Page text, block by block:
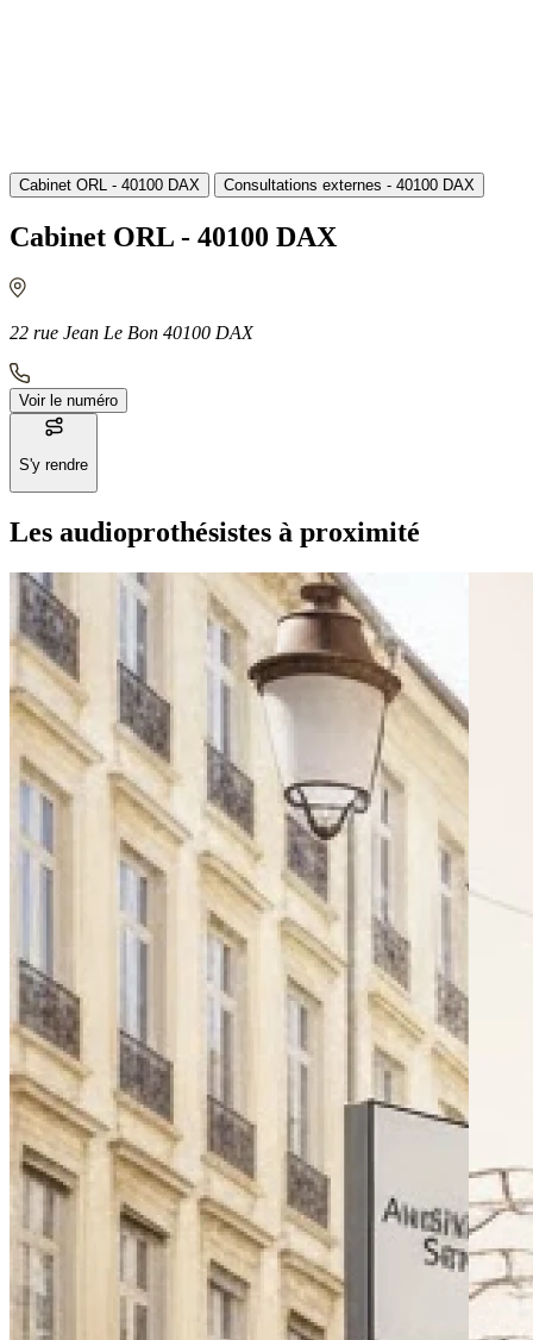
Cabinet ORL - 40100 DAX Consultations externes - 40100 DAX
Cabinet ORL - 40100 DAX
22 rue Jean Le Bon 40100 DAX
Voir le numéro
S'y rendre
Les audioprothésistes à proximité